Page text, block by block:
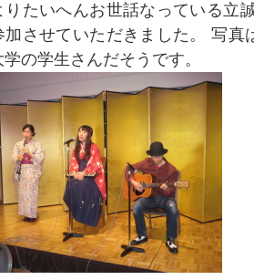
りたいへんお世話なっている立
加させていただきました。 写真
の学生さんだそうです。